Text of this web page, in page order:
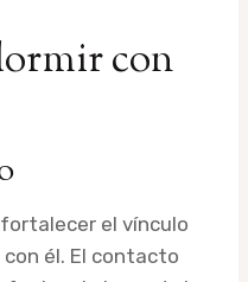
con
el vínculo
él. El contacto